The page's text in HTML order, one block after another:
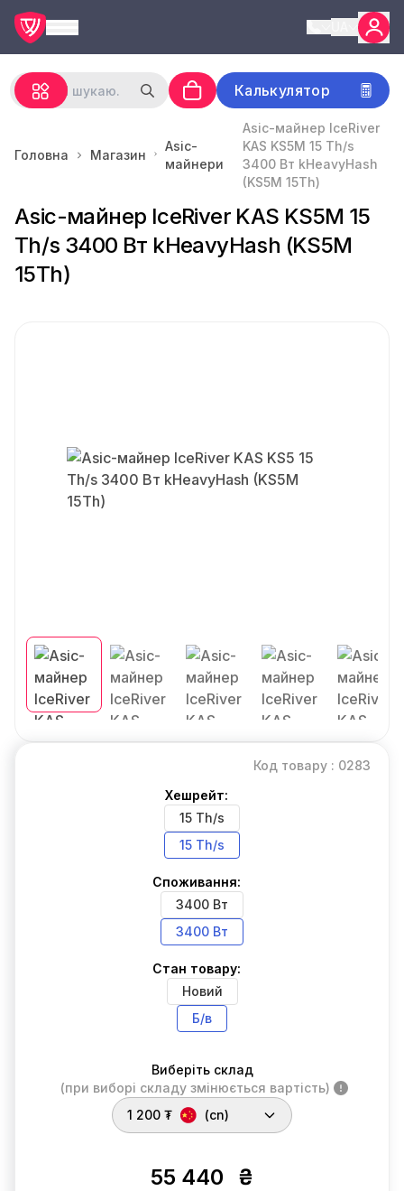
Калькулятор
Головна Магазин
Asic-
майнери
Asic-майнер IceRiver
KAS KS5M 15 Th/s
3400 Вт kHeavyHash
(KS5M 15Th)
Asic-майнер IceRiver KAS KS5M 15
Th/s 3400 Вт kHeavyHash (KS5M
15Th)
Код товару : 0283
Хешрейт:
15 Th/s
15 Th/s
Споживання:
3400 Вт
3400 Вт
Стан товару:
Новий
Б/в
Виберіть склад
(при виборі складу змінюється вартість)
1 200 ₮
(cn)
55 440 ₴